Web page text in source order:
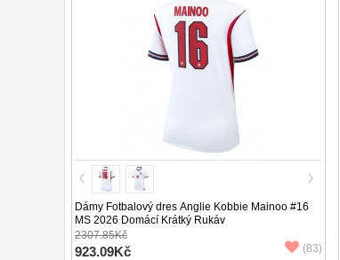
Dámy Fotbalový dres Anglie Kobbie Mainoo #16
MS 2026 Domácí Krátký Rukáv
2307.85Kč
923.09Kč (83)